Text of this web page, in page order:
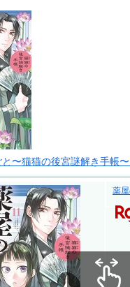
〜猫猫の後宮謎解き手帳〜
薬